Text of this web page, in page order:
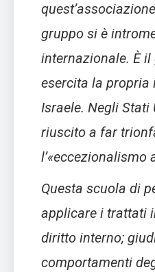
gruppo si è
internazionale. È
esercita la propria
Israele. Negli
riuscito a far
l’«eccezionalismo
Questa scuola di
applicare i trattati
diritto interno;
comportamenti